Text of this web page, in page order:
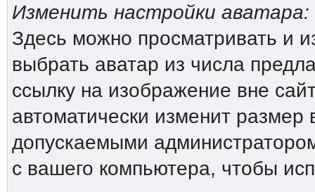
Изменить настройки аватара:
Здесь можно просматривать и
выбрать аватар из числа
ссылку на изображение вне
автоматически изменит размер
допускаемыми
с вашего компьютера, чтобы